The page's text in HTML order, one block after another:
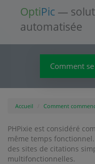
OptiPic —
automatisée
Comment
Accueil Comment
PHPixie est considéré
même temps
des sites de citations
multifonctionnelles.